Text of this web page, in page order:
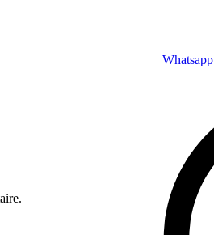
Whatsapp